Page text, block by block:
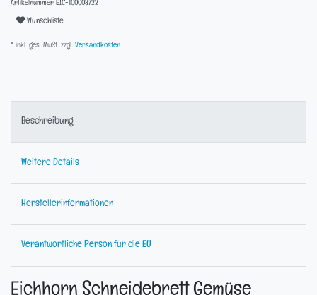
Artikelnummer EIC-100003722
Wunschliste
* inkl. ges. MwSt. zzgl. Versandkosten
Beschreibung
Weitere Details
Herstellerinformationen
Verantwortliche Person für die EU
Eichhorn Schneidebrett Gemüse